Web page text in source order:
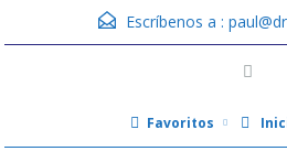
Escríbenos a :
Favoritos